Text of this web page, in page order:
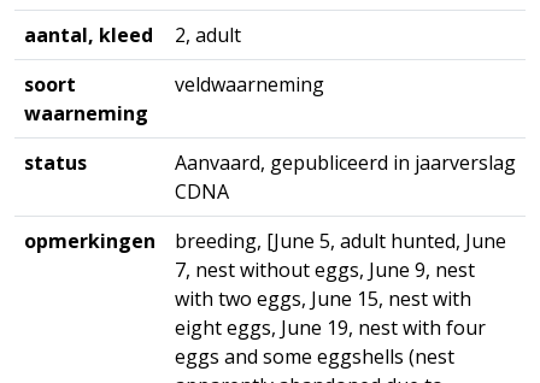
aantal, kleed
2, adult
soort
waarneming
veldwaarneming
status
Aanvaard, gepubliceerd in jaarverslag
CDNA
opmerkingen
breeding, [June 5, adult hunted, June
7, nest without eggs, June 9, nest
with two eggs, June 15, nest with
eight eggs, June 19, nest with four
eggs and some eggshells (nest